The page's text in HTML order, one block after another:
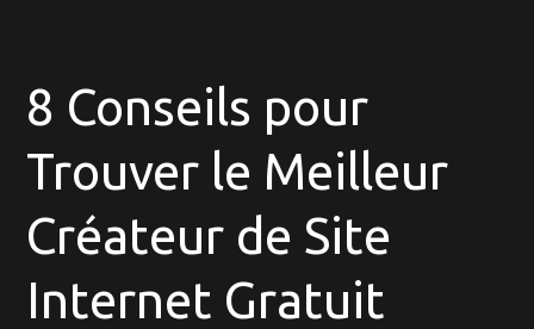
8 Conseils pour
Trouver le Meilleur
Créateur de Site
Internet Gratuit